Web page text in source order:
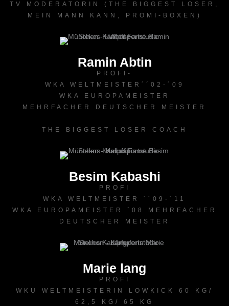
TV MODERATORIN (THE BIGGEST LOSER,
MEIN MANN KANN, PROMI-BOXEN)
Ramin Abtin
PROFI-
WKA WELTMEISTER´´02-´09
WKA EUROPAMEISTER
MEHRFACHER DEUTSCHER MEISTER
THE BIGGEST LOSER COACH
Besim Kabashi
PROFI
WKA WELTMEISTER ´´09-´11
WKA EUROPAMEISTER ´08 MEHRFACHER
DEUTSCHER MEISTER
Marie lang
PROFI
WKU WELTMEISTERIN LOWKICK 60 KG/
62,5 KG/ 65 KG